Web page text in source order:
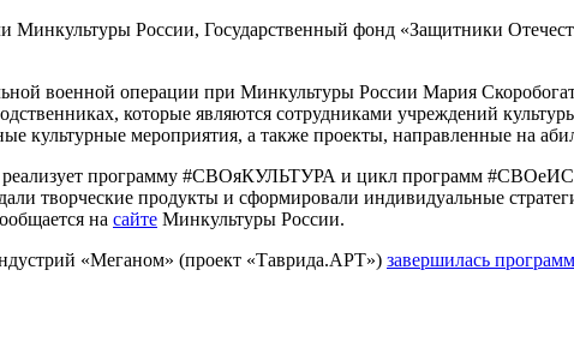
Минкультуры России, Государственный фонд «Защитники
военной операции при Минкультуры России Мария
которые являются сотрудниками учреждений
культурные мероприятия, а также проекты, направленные на
программу #СВОяКУЛЬТУРА и цикл программ
творческие продукты и сформировали индивидуальные
на сайте Минкультуры России.
«Меганом» (проект «Таврида.АРТ») завершилась